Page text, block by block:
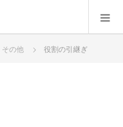
その他 役割の引継ぎ